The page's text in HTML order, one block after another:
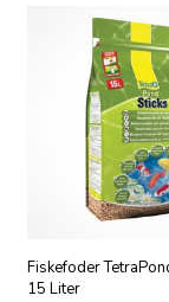
Fiskefoder
15 Liter